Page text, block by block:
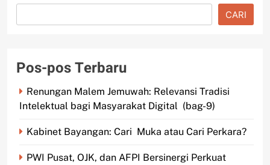
CARI
Pos-pos Terbaru
Renungan Malem Jemuwah: Relevansi Tradisi
Intelektual bagi Masyarakat Digital (bag-9)
Kabinet Bayangan: Cari Muka atau Cari Perkara?
PWI Pusat, OJK, dan AFPI Bersinergi Perkuat